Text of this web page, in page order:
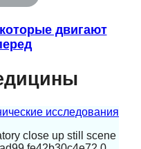
двигают
исследования